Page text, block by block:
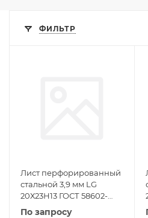
ФИЛЬТР
Лист перфорированный
стальной 3,9 мм LG
20Х23Н13 ГОСТ 58602-
2019
По запросу